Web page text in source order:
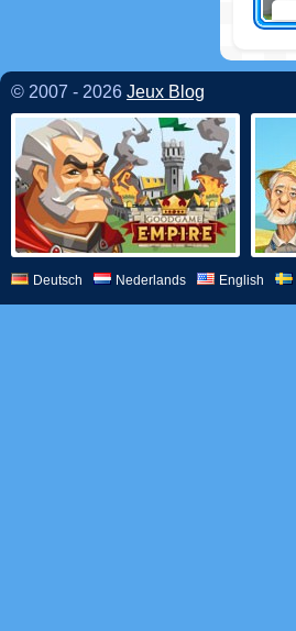
© 2007 - 2026 Jeux Blog
Deutsch Nederlands English